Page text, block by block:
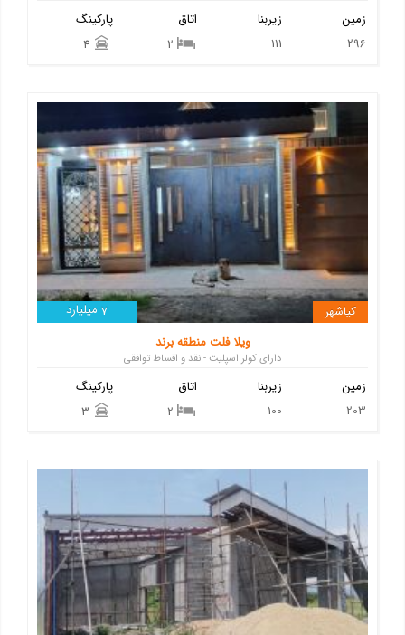
پارکینگ
اتاق
2
زیربنا
111
زمین
296
7 میلیارد
کیاشهر
ویلا فلت منطقه برند
دارای کولر اسپلیت - نقد و اقساط توافقی
پارکینگ
اتاق
2
زیربنا
100
زمین
203